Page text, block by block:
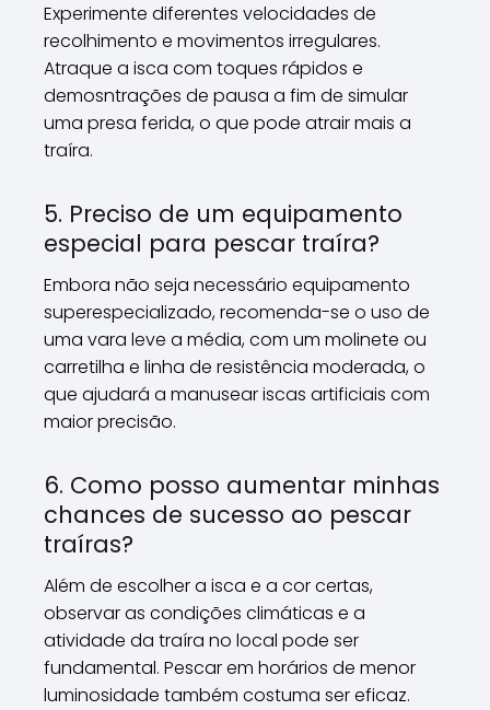
Experimente diferentes velocidades de
recolhimento e movimentos irregulares.
Atraque a isca com toques rápidos e
demosntrações de pausa a fim de simular
uma presa ferida, o que pode atrair mais a
traíra.
5. Preciso de um equipamento
especial para pescar traíra?
Embora não seja necessário equipamento
superespecializado, recomenda-se o uso de
uma vara leve a média, com um molinete ou
carretilha e linha de resistência moderada, o
que ajudará a manusear iscas artificiais com
maior precisão.
6. Como posso aumentar minhas
chances de sucesso ao pescar
traíras?
Além de escolher a isca e a cor certas,
observar as condições climáticas e a
atividade da traíra no local pode ser
fundamental. Pescar em horários de menor
luminosidade também costuma ser eficaz.